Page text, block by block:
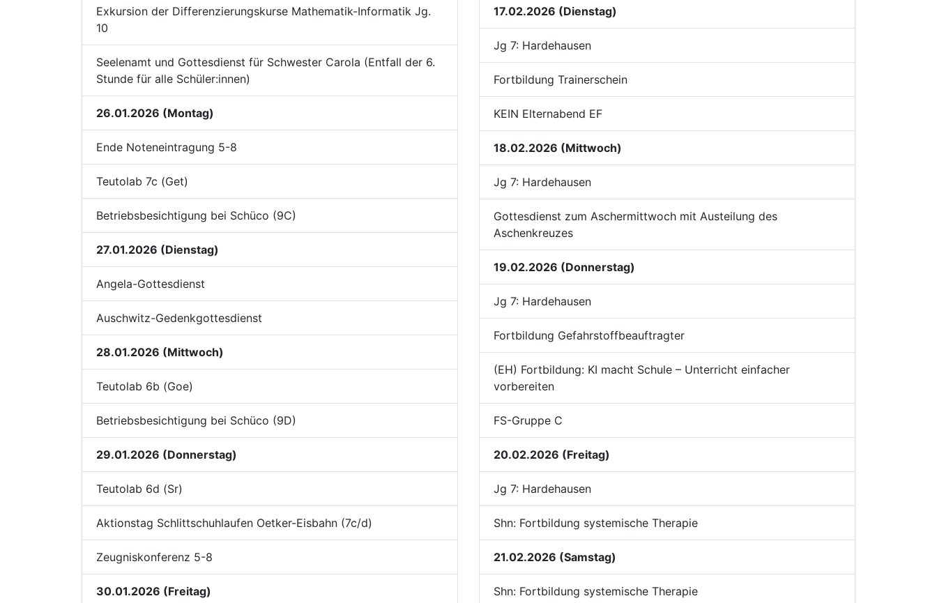
Exkursion der Differenzierungskurse Mathematik-Informatik Jg.
10
Seelenamt und Gottesdienst für Schwester Carola (Entfall der 6.
Stunde für alle Schüler:innen)
26.01.2026 (Montag)
Ende Noteneintragung 5-8
Teutolab 7c (Get)
Betriebsbesichtigung bei Schüco (9C)
27.01.2026 (Dienstag)
Angela-Gottesdienst
Auschwitz-Gedenkgottesdienst
28.01.2026 (Mittwoch)
Teutolab 6b (Goe)
Betriebsbesichtigung bei Schüco (9D)
29.01.2026 (Donnerstag)
Teutolab 6d (Sr)
Aktionstag Schlittschuhlaufen Oetker-Eisbahn (7c/d)
Zeugniskonferenz 5-8
30.01.2026 (Freitag)
17.02.2026 (Dienstag)
Jg 7: Hardehausen
Fortbildung Trainerschein
KEIN Elternabend EF
18.02.2026 (Mittwoch)
Jg 7: Hardehausen
Gottesdienst zum Aschermittwoch mit Austeilung des
Aschenkreuzes
19.02.2026 (Donnerstag)
Jg 7: Hardehausen
Fortbildung Gefahrstoffbeauftragter
(EH) Fortbildung: KI macht Schule – Unterricht einfacher
vorbereiten
FS-Gruppe C
20.02.2026 (Freitag)
Jg 7: Hardehausen
Shn: Fortbildung systemische Therapie
21.02.2026 (Samstag)
Shn: Fortbildung systemische Therapie